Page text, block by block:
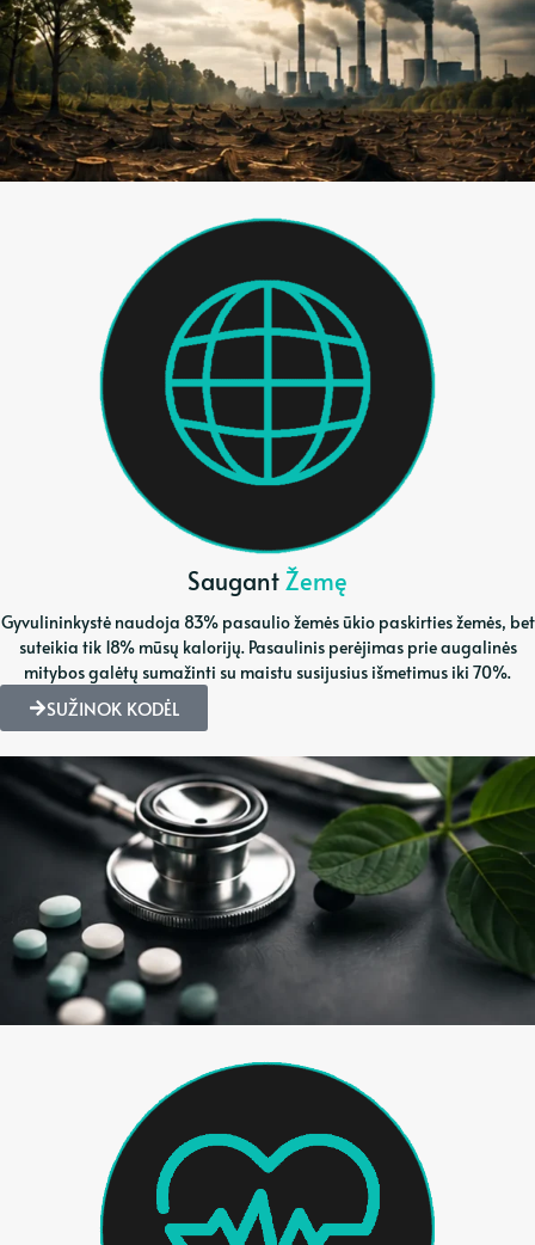
SaugantŽemę
Gyvulininkystė naudoja 83% pasaulio žemės ūkio paskirties žemės, bet
suteikia tik 18% mūsų kalorijų. Pasaulinis perėjimas prie augalinės
mitybos galėtų sumažinti su maistu susijusius išmetimus iki 70%.
SUŽINOK KODĖL